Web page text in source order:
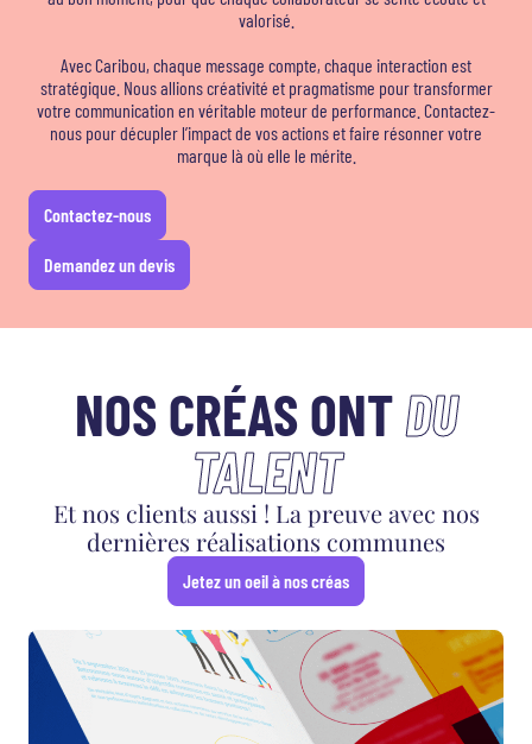
valorisé.
Avec Caribou, chaque message compte, chaque interaction est
stratégique. Nous allions créativité et pragmatisme pour transformer
votre communication en véritable moteur de performance. Contactez-
nous pour décupler l’impact de vos actions et faire résonner votre
marque là où elle le mérite.
Contactez-nous
Demandez un devis
NOS CRÉAS ONTDU
TALENT
Et nos clients aussi ! La preuve avec nos
dernières réalisations communes
Jetez un oeil à nos créas